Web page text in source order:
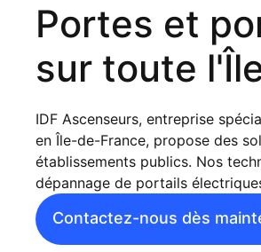
Portes et
sur toute
IDF Ascenseurs, entreprise
en Île-de-France, propose des
établissements publics. Nos
dépannage de portails
Contactez-nous dès